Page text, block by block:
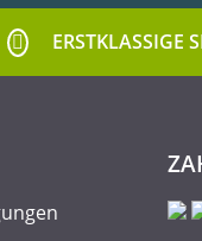
ERSTKLASSIGE